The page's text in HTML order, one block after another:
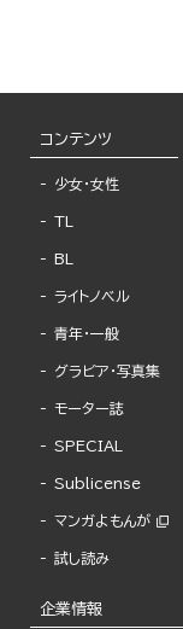
コンテンツ
少女・女性
TL
BL
ライトノベル
青年・一般
グラビア・写真集
モーター誌
SPECIAL
Sublicense
マンガよもんが
試し読み
企業情報